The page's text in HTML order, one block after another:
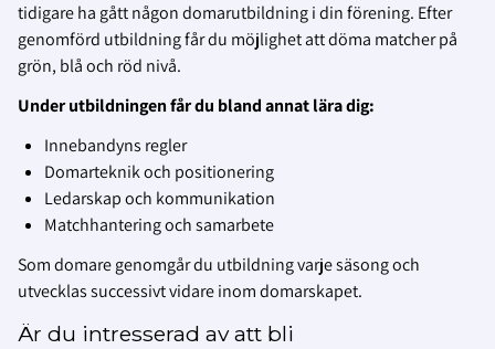
tidigare ha gått någon domarutbildning i din förening. Efter
genomförd utbildning får du möjlighet att döma matcher på
grön, blå och röd nivå.
Under utbildningen får du bland annat lära dig:
Innebandyns regler
Domarteknik och positionering
Ledarskap och kommunikation
Matchhantering och samarbete
Som domare genomgår du utbildning varje säsong och
utvecklas successivt vidare inom domarskapet.
Är du intresserad av att bli